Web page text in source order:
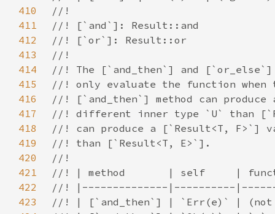
410
411
412
413
414
415
416
417
418
419
420
421
422
423